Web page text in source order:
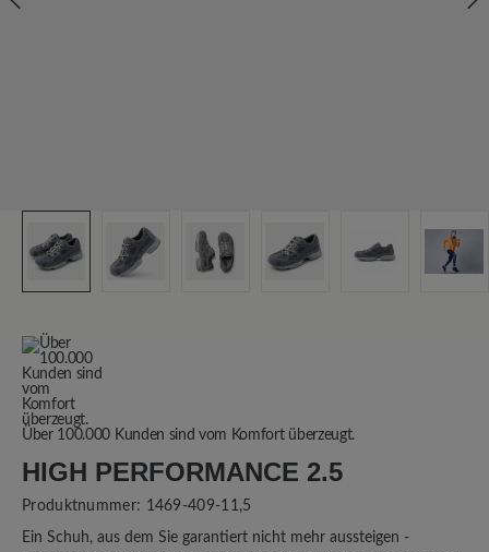
Über 100.000 Kunden sind vom Komfort überzeugt.
HIGH PERFORMANCE 2.5
Produktnummer: 1469-409-11,5
Ein Schuh, aus dem Sie garantiert nicht mehr aussteigen -